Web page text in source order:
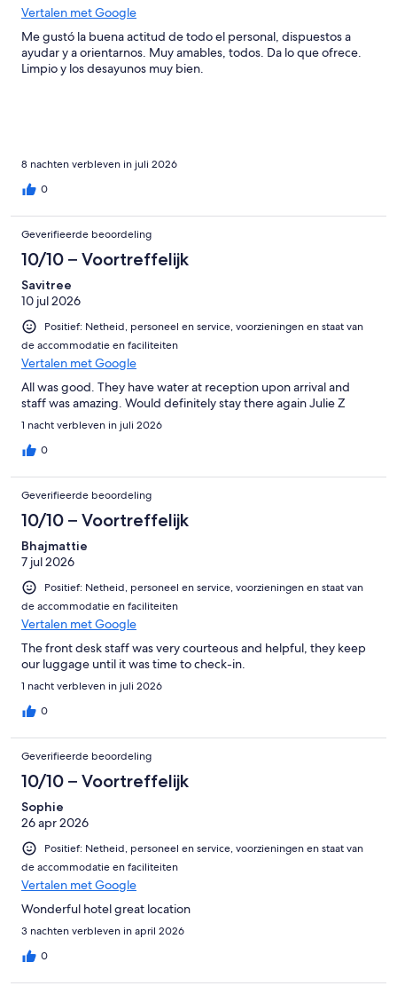
Vertalen met Google
Me gustó la buena actitud de todo el personal, dispuestos a
ayudar y a orientarnos. Muy amables, todos. Da lo que ofrece.
Limpio y los desayunos muy bien.
8 nachten verbleven in juli 2026
0
Geverifieerde beoordeling
10/10 – Voortreffelijk
Savitree
10 jul 2026
Positief: Netheid, personeel en service, voorzieningen en staat van
de accommodatie en faciliteiten
Vertalen met Google
All was good. They have water at reception upon arrival and
staff was amazing. Would definitely stay there again Julie Z
1 nacht verbleven in juli 2026
0
Geverifieerde beoordeling
10/10 – Voortreffelijk
Bhajmattie
7 jul 2026
Positief: Netheid, personeel en service, voorzieningen en staat van
de accommodatie en faciliteiten
Vertalen met Google
The front desk staff was very courteous and helpful, they keep
our luggage until it was time to check-in.
1 nacht verbleven in juli 2026
0
Geverifieerde beoordeling
10/10 – Voortreffelijk
Sophie
26 apr 2026
Positief: Netheid, personeel en service, voorzieningen en staat van
de accommodatie en faciliteiten
Vertalen met Google
Wonderful hotel great location
3 nachten verbleven in april 2026
0